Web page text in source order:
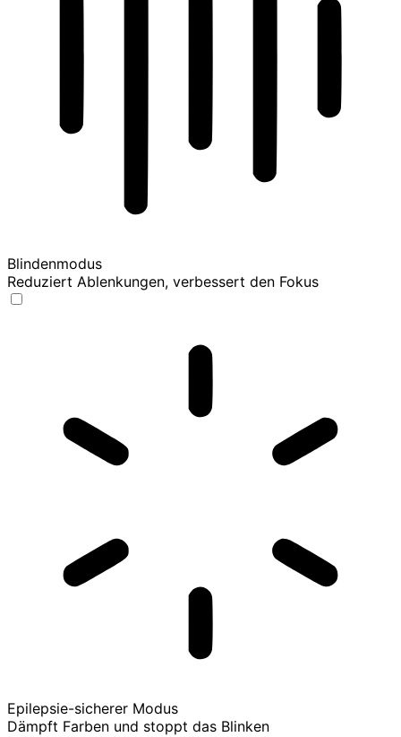
Blindenmodus
Reduziert Ablenkungen, verbessert den Fokus
Epilepsie-sicherer Modus
Dämpft Farben und stoppt das Blinken